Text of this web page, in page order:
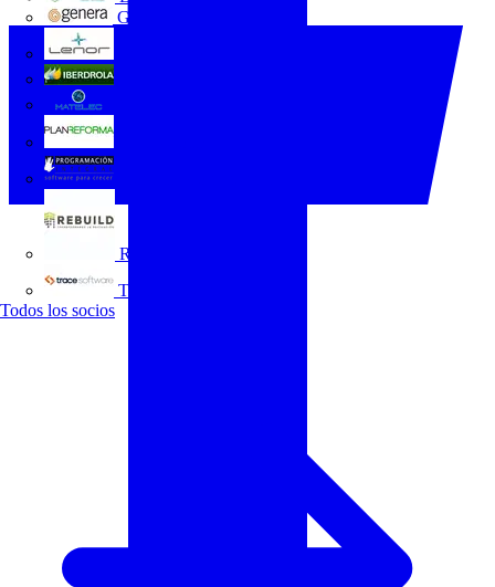
GENERA
REBUILD
Trace Software
Todos los socios